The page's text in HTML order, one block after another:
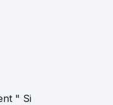
" Si